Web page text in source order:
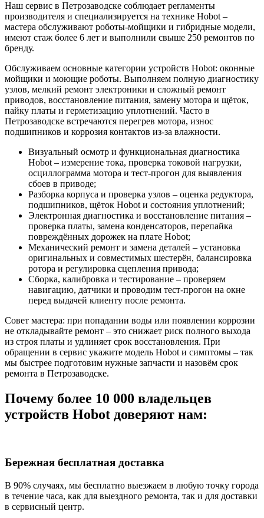
Наш сервис в Петрозаводске соблюдает регламенты
производителя и специализируется на технике Hobot –
мастера обслуживают роботы‑мойщики и гибридные модели,
имеют стаж более 6 лет и выполнили свыше 250 ремонтов по
бренду.
Обслуживаем основные категории устройств Hobot: оконные
мойщики и моющие роботы. Выполняем полную диагностику
узлов, мелкий ремонт электроники и сложный ремонт
приводов, восстановление питания, замену мотора и щёток,
пайку платы и герметизацию уплотнений. Часто в
Петрозаводске встречаются перегрев мотора, износ
подшипников и коррозия контактов из‑за влажности.
Визуальный осмотр и функциональная диагностика
Hobot – измерение тока, проверка токовой нагрузки,
осциллограмма мотора и тест‑прогон для выявления
сбоев в приводе;
Разборка корпуса и проверка узлов – оценка редуктора,
подшипников, щёток Hobot и состояния уплотнений;
Электронная диагностика и восстановление питания –
проверка платы, замена конденсаторов, перепайка
повреждённых дорожек на плате Hobot;
Механический ремонт и замена деталей – установка
оригинальных и совместимых шестерён, балансировка
ротора и регулировка сцепления привода;
Сборка, калибровка и тестирование – проверяем
навигацию, датчики и проводим тест‑прогон на окне
перед выдачей клиенту после ремонта.
Совет мастера: при попадании воды или появлении коррозии
не откладывайте ремонт – это снижает риск полного выхода
из строя платы и удлиняет срок восстановления. При
обращении в сервис укажите модель Hobot и симптомы – так
мы быстрее подготовим нужные запчасти и назовём срок
ремонта в Петрозаводске.
Почему более 10 000 владельцев
устройств Hobot доверяют нам:
Бережная бесплатная доставка
В 90% случаях, мы бесплатно выезжаем в любую точку города
в течение часа, как для выездного ремонта, так и для доставки
в сервисный центр.